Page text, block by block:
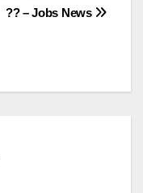
?? – Jobs News